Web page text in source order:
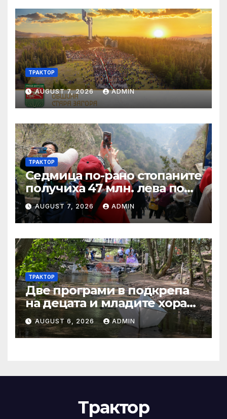
ТРАКТОР
AUGUST 7, 2026 ADMIN
ТРАКТОР
Седмица по-рано стопаните
получиха 47 млн. лева по
четири биологични и
агроекологични
интервенции за Кампания
2024
AUGUST 7, 2026 ADMIN
ТРАКТОР
Две програми в подкрепа
на децата и младите хора
на Благоевград
предложени за
обществено обсъждане
AUGUST 6, 2026 ADMIN
Трактор